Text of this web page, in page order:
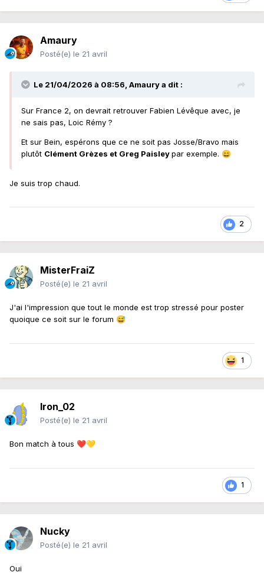
Amaury
Posté(e) le 21 avril
Le 21/04/2026 à 08:56, Amaurya dit :
Sur France 2, on devrait retrouver Fabien Lévêque avec, je
ne sais pas, Loic Rémy ?
Et sur Bein, espérons que ce ne soit pas Josse/Bravo mais
plutôt Clément Grèzes et Greg Paisleypar exemple. 😄
Je suis trop chaud.
2
MisterFraiZ
Posté(e) le 21 avril
J'ai l'impression que tout le monde est trop stressé pour poster
quoique ce soit sur le forum 😅
1
Iron_02
Posté(e) le 21 avril
Bon match à tous ❤️💛
1
Nucky
Posté(e) le 21 avril
Oui